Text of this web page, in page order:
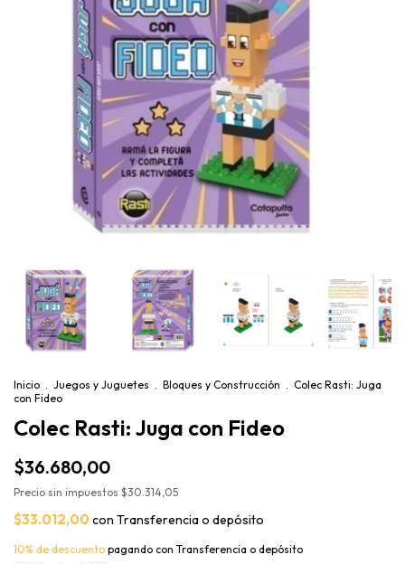
Inicio Juegos y Juguetes Bloques y Construcción
Colec Rasti: Juga
con Fideo
Colec Rasti: Juga con Fideo
$36.680,00
Precio sin impuestos $30.314,05
$33.012,00 con Transferencia o depósito
10% de descuento pagando con Transferencia o depósito